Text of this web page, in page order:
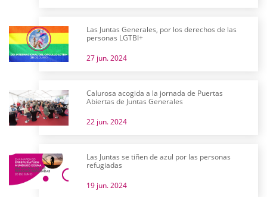
Las Juntas Generales, por los derechos de las
personas LGTBI+
27 jun. 2024
Calurosa acogida a la jornada de Puertas
Abiertas de Juntas Generales
22 jun. 2024
Las Juntas se tiñen de azul por las personas
refugiadas
19 jun. 2024